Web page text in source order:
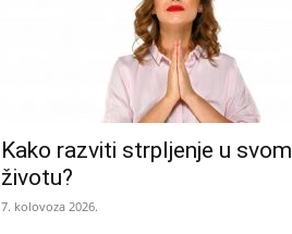
Kako razviti strpljenje u svom
životu?
7. kolovoza 2026.